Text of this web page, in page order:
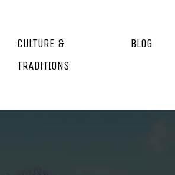
CULTURE &
TRADITIONS
BLOG